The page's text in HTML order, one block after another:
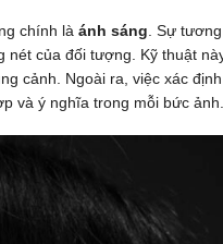
chính là ánh sáng . Sự
của đối tượng. Kỹ thuật
cảnh. Ngoài ra, việc xác định
và ý nghĩa trong mỗi bức ảnh.